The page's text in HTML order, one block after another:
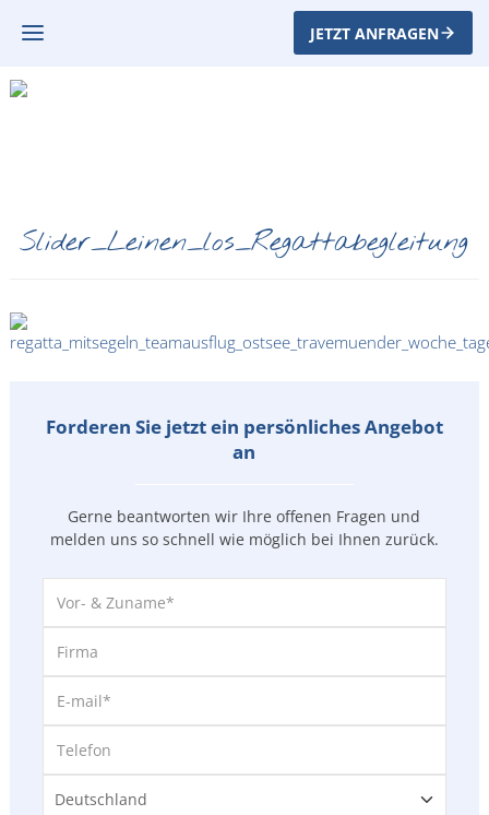
JETZT ANFRAGEN
Slider_Leinen_los_Regattabegleitung
Forderen Sie jetzt ein persönliches Angebot
an
Gerne beantworten wir Ihre offenen Fragen und
melden uns so schnell wie möglich bei Ihnen zurück.